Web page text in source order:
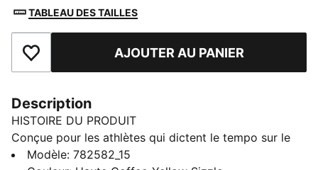
TABLEAU DES TAILLES
Ajouter aux favorisAJOUTER AU PANIER
Description
HISTOIRE DU PRODUIT
Conçue pour les athlètes qui dictent le tempo sur le
terrain, la collection KING allie look classique et
Modèle: 782582_15